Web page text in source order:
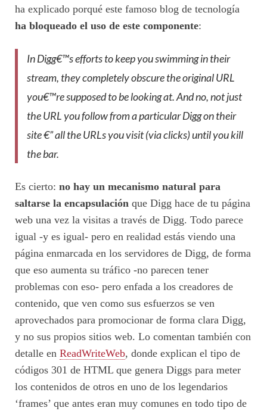
ha explicado porqué este famoso blog de tecnología
ha bloqueado el uso de este componente:
In Digg€™s efforts to keep you swimming in their
stream, they completely obscure the original URL
you€™re supposed to be looking at. And no, not just
the URL you follow from a particular Digg on their
site €”allthe URLs you visit (via clicks) until you kill
the bar.
Es cierto: no hay un mecanismo natural para
saltarse la encapsulación que Digg hace de tu página
web una vez la visitas a través de Digg. Todo parece
igual -y es igual- pero en realidad estás viendo una
página enmarcada en los servidores de Digg, de forma
que eso aumenta su tráfico -no parecen tener
problemas con eso- pero enfada a los creadores de
contenido, que ven como sus esfuerzos se ven
aprovechados para promocionar de forma clara Digg,
y no sus propios sitios web. Lo comentan también con
detalle en ReadWriteWeb, donde explican el tipo de
códigos 301 de HTML que genera Diggs para meter
los contenidos de otros en uno de los legendarios
‘frames’ que antes eran muy comunes en todo tipo de